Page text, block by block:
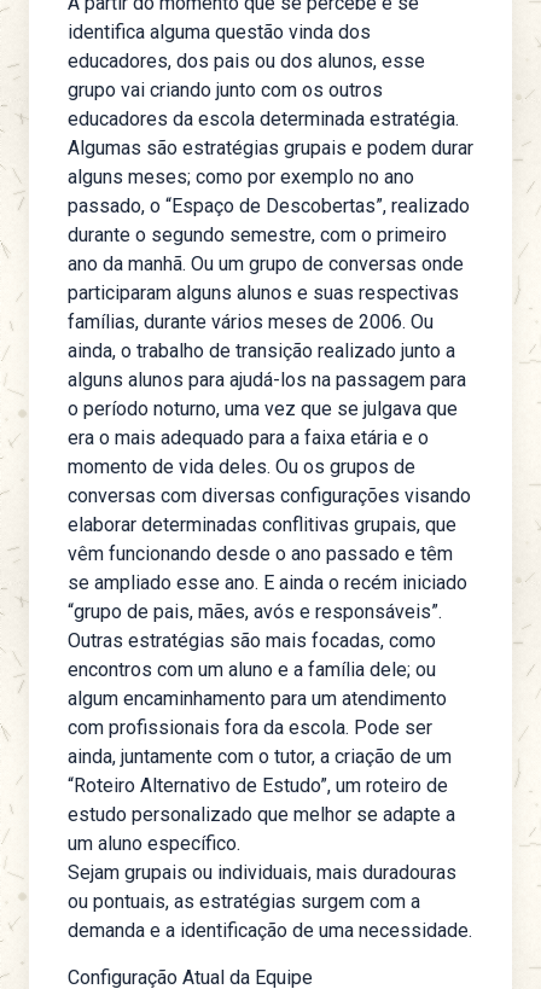
identifica alguma questão vinda dos
educadores, dos pais ou dos alunos, esse
grupo vai criando junto com os outros
educadores da escola determinada estratégia.
Algumas são estratégias grupais e podem durar
alguns meses; como por exemplo no ano
passado, o “Espaço de Descobertas”, realizado
durante o segundo semestre, com o primeiro
ano da manhã. Ou um grupo de conversas onde
participaram alguns alunos e suas respectivas
famílias, durante vários meses de 2006. Ou
ainda, o trabalho de transição realizado junto a
alguns alunos para ajudá-los na passagem para
o período noturno, uma vez que se julgava que
era o mais adequado para a faixa etária e o
momento de vida deles. Ou os grupos de
conversas com diversas configurações visando
elaborar determinadas conflitivas grupais, que
vêm funcionando desde o ano passado e têm
se ampliado esse ano. E ainda o recém iniciado
“grupo de pais, mães, avós e responsáveis”.
Outras estratégias são mais focadas, como
encontros com um aluno e a família dele; ou
algum encaminhamento para um atendimento
com profissionais fora da escola. Pode ser
ainda, juntamente com o tutor, a criação de um
“Roteiro Alternativo de Estudo”, um roteiro de
estudo personalizado que melhor se adapte a
um aluno específico.
Sejam grupais ou individuais, mais duradouras
ou pontuais, as estratégias surgem com a
demanda e a identificação de uma necessidade.
Configuração Atual da Equipe